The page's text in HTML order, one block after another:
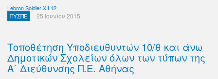
Lebron Soldier XII 12
ΠΥΣΠΕ 25 Ιουνίου 2015
Τοποθέτηση Υποδιευθυντών 10/θ και άνω
Δημοτικών Σχολείων όλων των τύπων της
Α΄ Διεύθυνσης Π.Ε. Αθήνας